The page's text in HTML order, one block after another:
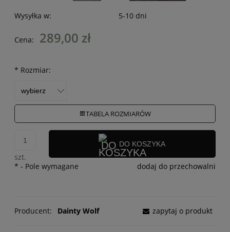
Wysyłka w: 5-10 dni
Cena: 289,00 zł
* Rozmiar:
TABELA ROZMIARÓW
szt.
DO KOSZYKA
dodaj do przechowalni
* - Pole wymagane
Producent: Dainty Wolf zapytaj o produkt